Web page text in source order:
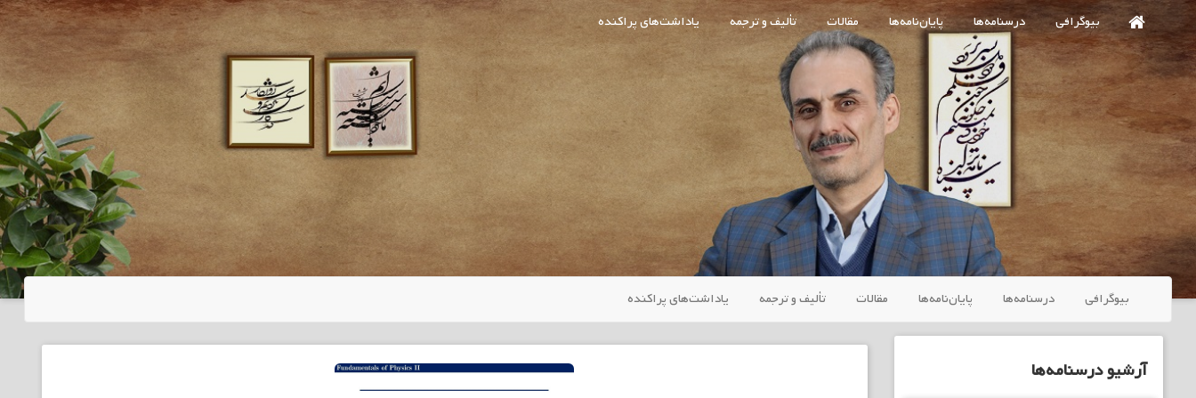
Skip
to
main
content
بیوگرافی درسنامه‌ها پایان‌نامه‌ها مقالات تألیف و ترجمه یاداشت‌های پراکنده
بیوگرافی درسنامه‌ها پایان‌نامه‌ها مقالات تألیف و ترجمه یاداشت‌های پراکنده
آرشیو درسنامه‌ها